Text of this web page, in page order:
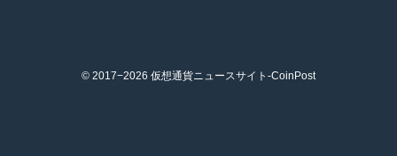
© 2017−2026 仮想通貨ニュースサイト-CoinPost